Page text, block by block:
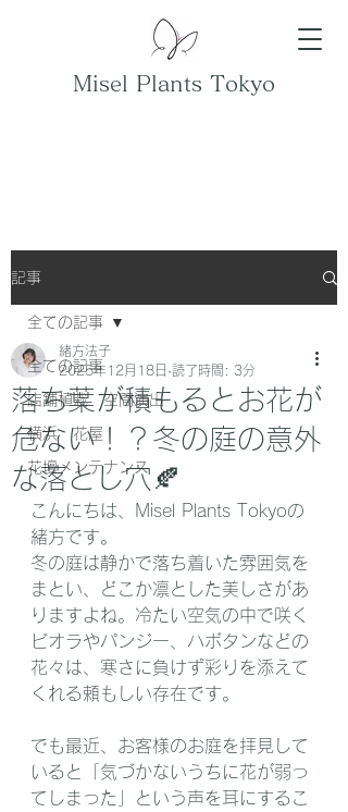
Misel Plants Tokyo
記事
全ての記事
店舗植栽 空間演出
横浜 花屋
花壇メンテナンス
全ての記事
落ち葉が積もるとお花が
危ない！？冬の庭の意外
な落とし穴🍂
緒方法子
2025年12月18日 読了時間: 3分
こんにちは、Misel Plants Tokyoの
緒方です。
冬の庭は静かで落ち着いた雰囲気を
まとい、どこか凛とした美しさがあ
りますよね。冷たい空気の中で咲く
ビオラやパンジー、ハボタンなどの
花々は、寒さに負けず彩りを添えて
くれる頼もしい存在です。
でも最近、お客様のお庭を拝見して
いると「気づかないうちに花が弱っ
てしまった」という声を耳にするこ